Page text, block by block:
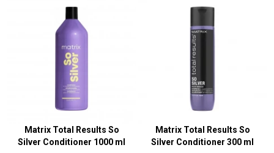
Matrix Total Results So
Silver Conditioner 1000 ml
Matrix Total Results So
Silver Conditioner 300 ml